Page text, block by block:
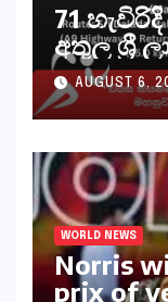
71
අතුල ශ්‍රී
30ක
AUGUST 6,
WORLD NEWS
Norris
prix of